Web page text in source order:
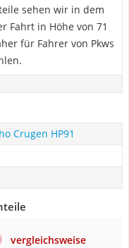
sehen wir in dem
Fahrt in Höhe von 71
für Fahrer von Pkws
Crugen HP91
vergleichsweise